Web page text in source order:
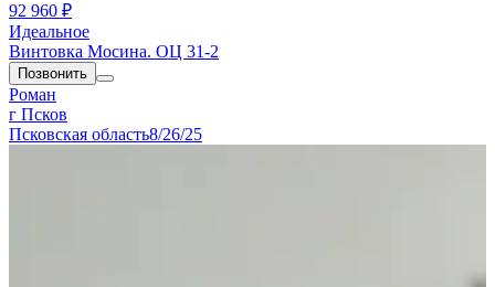
92 960 ₽
Идеальное
Винтовка Мосина. ОЦ 31-2
Позвонить
Роман
г Псков
Псковская область8/26/25